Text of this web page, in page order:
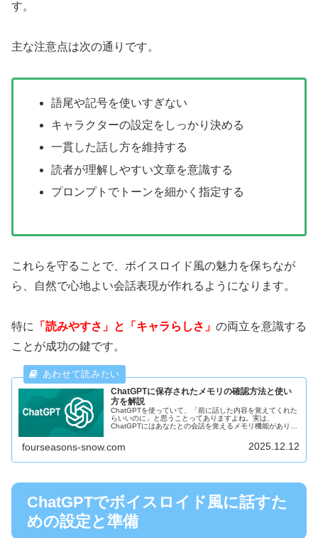
す。
主な注意点は次の通りです。
語尾や記号を使いすぎない
キャラクターの設定をしっかり決める
一貫した話し方を維持する
読者が理解しやすい文章を意識する
プロンプトでトーンを細かく指定する
これらを守ることで、ボイスロイド風の魅力を保ちなが
ら、自然で心地よい会話表現が作れるようになります。
特に 「読みやすさ」と「キャラらしさ」 の両立を意識する
ことが成功の鍵です。
ChatGPTに保存されたメモリの確認方法と使い
方を解説
ChatGPTを使っていて、「前に話した内容を覚えてくれた
らいいのに」と思うことってありますよね。実は、
ChatGPTにはあなたとの会話を覚えるメモリ機能があり、
fourseasons-snow.com 2025.12.12
ChatGPTでボイスロイド風に話すた
めの設定と準備